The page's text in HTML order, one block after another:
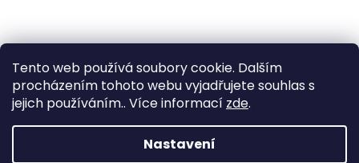
Tento web používá soubory cookie. Dalším
procházením tohoto webu vyjadřujete souhlas s
jejich používáním.. Více informací zde.
Nastavení